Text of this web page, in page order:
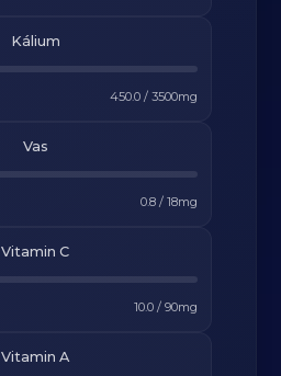
Kálium
450.0/ 3500mg
Vas
0.8/ 18mg
Vitamin C
10.0/ 90mg
Vitamin A